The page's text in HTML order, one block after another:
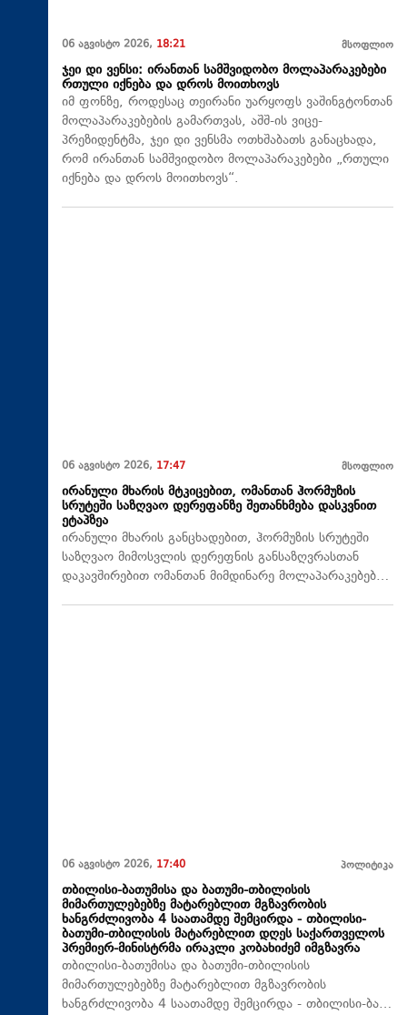
06 აგვისტო 2026, 18:21 მსოფლიო
ჯეი დი ვენსი: ირანთან სამშვიდობო მოლაპარაკებები
რთული იქნება და დროს მოითხოვს
იმ ფონზე, როდესაც თეირანი უარყოფს ვაშინგტონთან
მოლაპარაკებების გამართვას, აშშ-ის ვიცე-
პრეზიდენტმა, ჯეი დი ვენსმა ოთხშაბათს განაცხადა,
რომ ირანთან სამშვიდობო მოლაპარაკებები „რთული
იქნება და დროს მოითხოვს“.
06 აგვისტო 2026, 17:47 მსოფლიო
ირანული მხარის მტკიცებით, ომანთან ჰორმუზის
სრუტეში საზღვაო დერეფანზე შეთანხმება დასკვნით
ეტაპზეა
ირანული მხარის განცხადებით, ჰორმუზის სრუტეში
საზღვაო მიმოსვლის დერეფნის განსაზღვრასთან
დაკავშირებით ომანთან მიმდინარე მოლაპარაკებებ…
06 აგვისტო 2026, 17:40 პოლიტიკა
თბილისი-ბათუმისა და ბათუმი-თბილისის
მიმართულებებზე მატარებლით მგზავრობის
ხანგრძლივობა 4 საათამდე შემცირდა - თბილისი-
ბათუმი-თბილისის მატარებლით დღეს საქართველოს
პრემიერ-მინისტრმა ირაკლი კობახიძემ იმგზავრა
თბილისი-ბათუმისა და ბათუმი-თბილისის
მიმართულებებზე მატარებლით მგზავრობის
ხანგრძლივობა 4 საათამდე შემცირდა - თბილისი-ბა…